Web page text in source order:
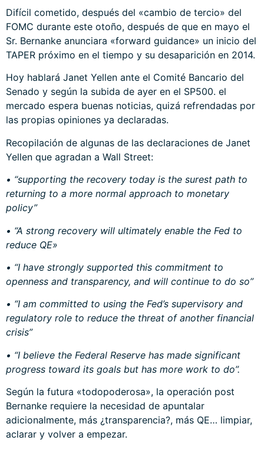
Difícil cometido, después del «cambio de tercio» del
FOMC durante este otoño, después de que en mayo el
Sr. Bernanke anunciara «forward guidance» un inicio del
TAPER próximo en el tiempo y su desaparición en 2014.
Hoy hablará Janet Yellen ante el Comité Bancario del
Senado y según la subida de ayer en el SP500. el
mercado espera buenas noticias, quizá refrendadas por
las propias opiniones ya declaradas.
Recopilación de algunas de las declaraciones de Janet
Yellen que agradan a Wall Street:
• “supporting the recovery today is the surest path to
returning to a more normal approach to monetary
policy”
• “A strong recovery will ultimately enable the Fed to
reduce QE»
• “I have strongly supported this commitment to
openness and transparency, and will continue to do so”
• “I am committed to using the Fed’s supervisory and
regulatory role to reduce the threat of another financial
crisis”
• “I believe the Federal Reserve has made significant
progress toward its goals but has more work to do”.
Según la futura «todopoderosa», la operación post
Bernanke requiere la necesidad de apuntalar
adicionalmente, más ¿transparencia?, más QE… limpiar,
aclarar y volver a empezar.